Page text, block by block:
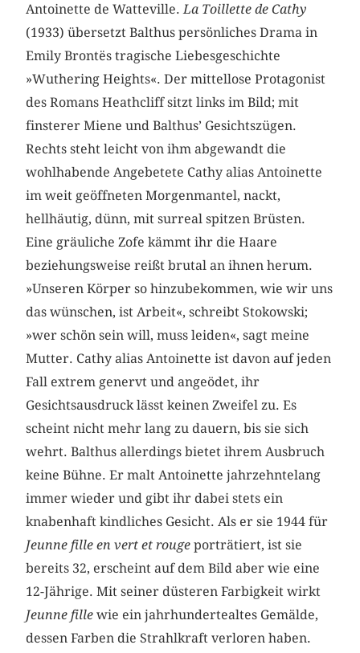
Antoinette de Watteville.La Toillette de Cathy
(1933) übersetzt Balthus persönliches Drama in
Emily Brontës tragische Liebesgeschichte
»Wuthering Heights«. Der mittellose Protagonist
des Romans Heathcliff sitzt links im Bild; mit
finsterer Miene und Balthus’ Gesichtszügen.
Rechts steht leicht von ihm abgewandt die
wohlhabende Angebetete Cathy alias Antoinette
im weit geöffneten Morgenmantel, nackt,
hellhäutig, dünn, mit surreal spitzen Brüsten.
Eine gräuliche Zofe kämmt ihr die Haare
beziehungsweise reißt brutal an ihnen herum.
»Unseren Körper so hinzubekommen, wie wir uns
das wünschen, ist Arbeit«, schreibt Stokowski;
»wer schön sein will, muss leiden«, sagt meine
Mutter. Cathy alias Antoinette ist davon auf jeden
Fall extrem genervt und angeödet, ihr
Gesichtsausdruck lässt keinen Zweifel zu. Es
scheint nicht mehr lang zu dauern, bis sie sich
wehrt. Balthus allerdings bietet ihrem Ausbruch
keine Bühne. Er malt Antoinette jahrzehntelang
immer wieder und gibt ihr dabei stets ein
knabenhaft kindliches Gesicht. Als er sie 1944 für
Jeunne fille en vert et rouge porträtiert, ist sie
bereits 32, erscheint auf dem Bild aber wie eine
12-Jährige. Mit seiner düsteren Farbigkeit wirkt
Jeunne fille wie ein jahrhundertealtes Gemälde,
dessen Farben die Strahlkraft verloren haben.